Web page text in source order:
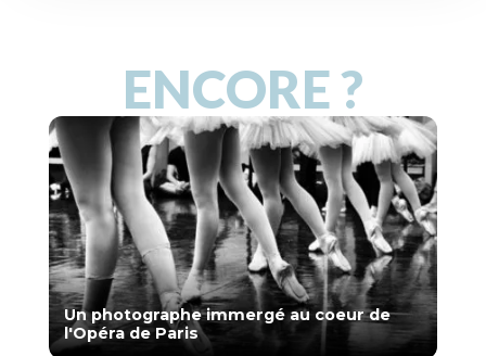
ENCORE ?
Un photographe immergé au coeur de
l'Opéra de Paris